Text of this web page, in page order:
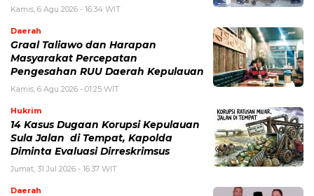
Kamis, 6 Agu 2026 - 16:34 WIT
Daerah
Graal Taliawo dan Harapan
Masyarakat Percepatan
Pengesahan RUU Daerah Kepulauan
Kamis, 6 Agu 2026 - 01:25 WIT
Hukrim
14 Kasus Dugaan Korupsi Kepulauan
Sula Jalan di Tempat, Kapolda
Diminta Evaluasi Dirreskrimsus
Jumat, 31 Jul 2026 - 16:37 WIT
Daerah